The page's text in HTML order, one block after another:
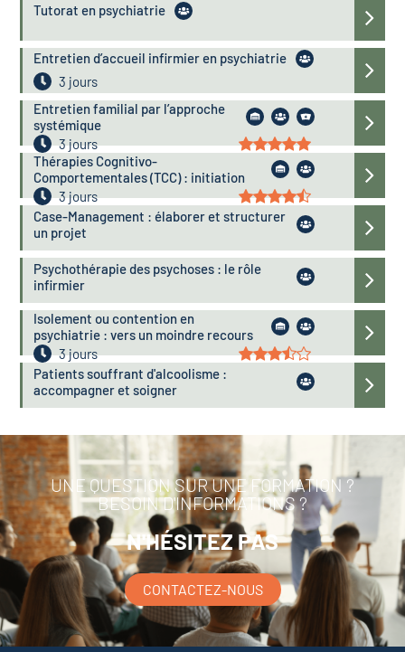
Tutorat en psychiatrie
Entretien d’accueil infirmier en psychiatrie
3 jours
Entretien familial par l’approche
systémique
3 jours
Thérapies Cognitivo-
Comportementales (TCC) : initiation
3 jours
Case-Management : élaborer et structurer
un projet
Psychothérapie des psychoses : le rôle
infirmier
Isolement ou contention en
psychiatrie : vers un moindre recours
3 jours
Patients souffrant d'alcoolisme :
accompagner et soigner
UNE QUESTION SUR UNE FORMATION ?
BESOIN D'INFORMATIONS ?
N'HÉSITEZ PAS
CONTACTEZ-NOUS